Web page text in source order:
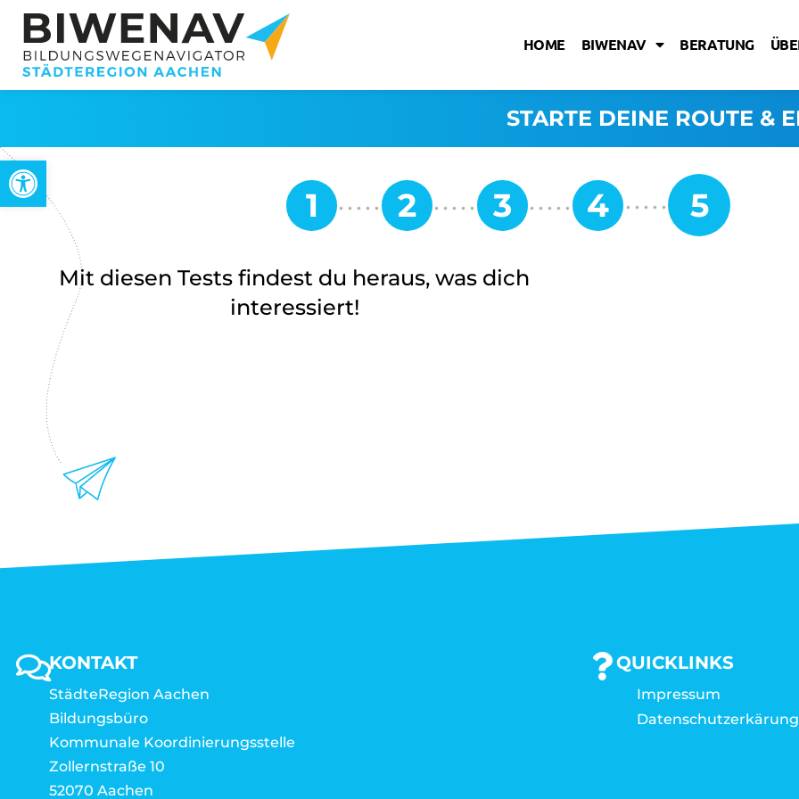
Werkzeugleiste öffnen
HOME BIWENAV BERATUNG
STARTE DEINE ROUTE &
Mit diesen Tests findest du heraus, was dich
interessiert!
KONTAKT
StädteRegion Aachen
Bildungsbüro
Kommunale Koordinierungsstelle
Zollernstraße 10
52070 Aachen
QUICKLINKS
Impressum
Datenschutzerkärung